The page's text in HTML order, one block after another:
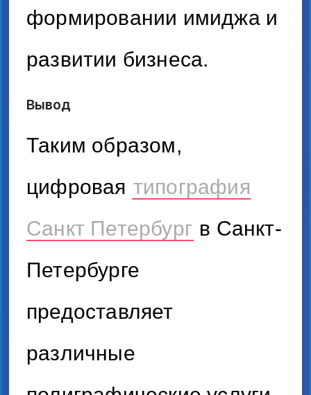
формировании имиджа и
развитии бизнеса.
Вывод
Таким образом,
цифровая типография
Санкт Петербург в Санкт-
Петербурге
предоставляет
различные